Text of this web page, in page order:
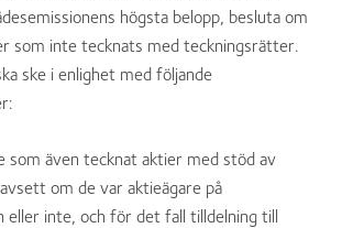
högsta belopp, besluta om
som inte tecknats med teckningsrätter.
ske i enlighet med följande
som även tecknat aktier med stöd av
om de var aktieägare på
eller inte, och för det fall tilldelning till